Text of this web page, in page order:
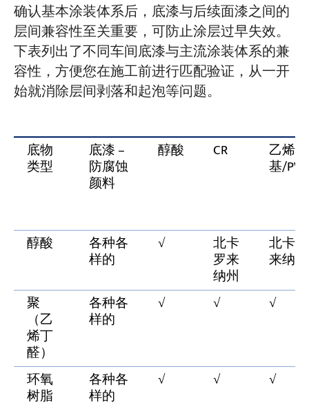
确认基本涂装体系后，底漆与后续面漆之间的
层间兼容性至关重要，可防止涂层过早失效。
下表列出了不同车间底漆与主流涂装体系的兼
容性，方便您在施工前进行匹配验证，从一开
始就消除层间剥落和起泡等问题。
底物
类型
底漆 –
防腐蚀
颜料
醇酸 CR 乙烯
基/PVC
醇酸 各种各
样的
√ 北卡
罗来
纳州
北卡罗
来纳州
聚
（乙
烯丁
醛）
各种各
样的
√ √ √
环氧
树脂
各种各
样的
√ √ √